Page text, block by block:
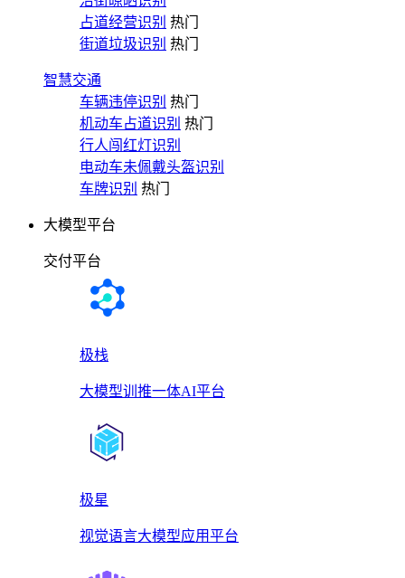
占道经营识别 热门
街道垃圾识别 热门
智慧交通
车辆违停识别 热门
机动车占道识别 热门
行人闯红灯识别
电动车未佩戴头盔识别
车牌识别 热门
大模型平台
交付平台
极栈
大模型训推一体AI平台
极星
视觉语言大模型应用平台